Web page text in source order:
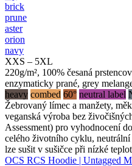
brick
prune
aster
orion
navy
XXS – 5XL
220g/m², 100% česaná
enzymaticky prané, grey
heavy combed 60° neutral label
Žebrovaný límec a manžety,
veganská výroba bez
Assessment) pro vyhodnocení
celého životního cyklu,
lze sušit v sušičce při nízké
OCS RCS Hoodie | Untagged